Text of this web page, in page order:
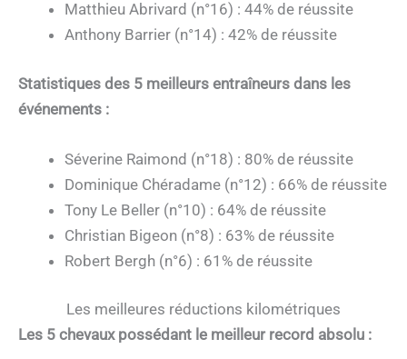
Matthieu Abrivard (n°16) : 44% de réussite
Anthony Barrier (n°14) : 42% de réussite
Statistiques des 5 meilleurs entraîneurs dans les
événements :
Séverine Raimond (n°18) : 80% de réussite
Dominique Chéradame (n°12) : 66% de réussite
Tony Le Beller (n°10) : 64% de réussite
Christian Bigeon (n°8) : 63% de réussite
Robert Bergh (n°6) : 61% de réussite
Les meilleures réductions kilométriques
Les 5 chevaux possédant le meilleur record absolu :